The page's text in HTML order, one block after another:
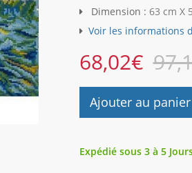
Dimension : 63 cm X
Voir les informations
68,02€
Ajouter au panier
Expédié sous 3 à 5